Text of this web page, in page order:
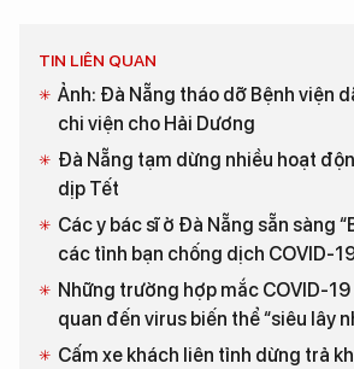
TIN LIÊN QUAN
Ảnh: Đà Nẵng tháo dỡ Bệnh viện
chi viện cho Hải Dương
Đà Nẵng tạm dừng nhiều hoạt
dịp Tết
Các y bác sĩ ở Đà Nẵng sẵn sàng
các tỉnh bạn chống dịch COVID-
Những trường hợp mắc COVID-
quan đến virus biến thể “siêu lây
Cấm xe khách liên tỉnh dừng trả